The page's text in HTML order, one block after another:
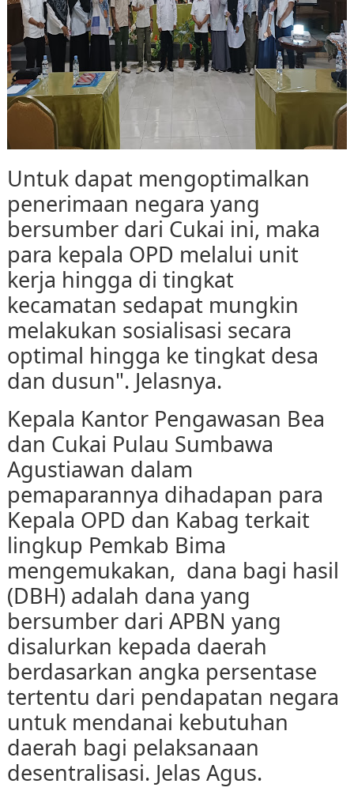
Untuk dapat mengoptimalkan
penerimaan negara yang
bersumber dari Cukai ini, maka
para kepala OPD melalui unit
kerja hingga di tingkat
kecamatan sedapat mungkin
melakukan sosialisasi secara
optimal hingga ke tingkat desa
dan dusun". Jelasnya.
Kepala Kantor Pengawasan Bea
dan Cukai Pulau Sumbawa
Agustiawan dalam
pemaparannya dihadapan para
Kepala OPD dan Kabag terkait
lingkup Pemkab Bima
mengemukakan, dana bagi hasil
(DBH) adalah dana yang
bersumber dari APBN yang
disalurkan kepada daerah
berdasarkan angka persentase
tertentu dari pendapatan negara
untuk mendanai kebutuhan
daerah bagi pelaksanaan
desentralisasi. Jelas Agus.